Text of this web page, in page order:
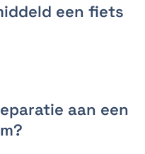
een fiets
aan een